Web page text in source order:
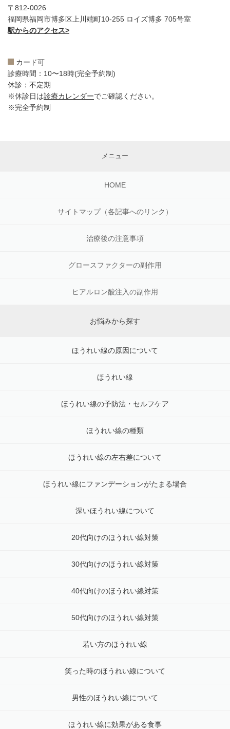
〒812-0026
福岡県福岡市博多区上川端町10-255 ロイズ博多 705号室
駅からのアクセス>
カード可
診療時間：10〜18時(完全予約制)
休診：不定期
※休診日は診療カレンダーでご確認ください。
※完全予約制
メニュー
HOME
サイトマップ（各記事へのリンク）
治療後の注意事項
グロースファクターの副作用
ヒアルロン酸注入の副作用
お悩みから探す
ほうれい線の原因について
ほうれい線
ほうれい線の予防法・セルフケア
ほうれい線の種類
ほうれい線の左右差について
ほうれい線にファンデーションがたまる場合
深いほうれい線について
20代向けのほうれい線対策
30代向けのほうれい線対策
40代向けのほうれい線対策
50代向けのほうれい線対策
若い方のほうれい線
笑った時のほうれい線について
男性のほうれい線について
ほうれい線に効果がある食事